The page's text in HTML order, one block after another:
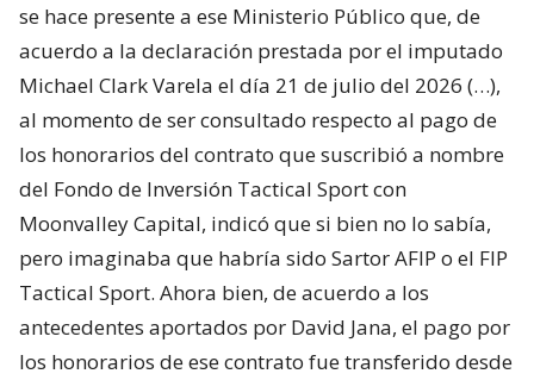
se hace presente a ese Ministerio Público que, de
acuerdo a la declaración prestada por el imputado
Michael Clark Varela el día 21 de julio del 2026 (…),
al momento de ser consultado respecto al pago de
los honorarios del contrato que suscribió a nombre
del Fondo de Inversión Tactical Sport con
Moonvalley Capital, indicó que si bien no lo sabía,
pero imaginaba que habría sido Sartor AFIP o el FIP
Tactical Sport. Ahora bien, de acuerdo a los
antecedentes aportados por David Jana, el pago por
los honorarios de ese contrato fue transferido desde